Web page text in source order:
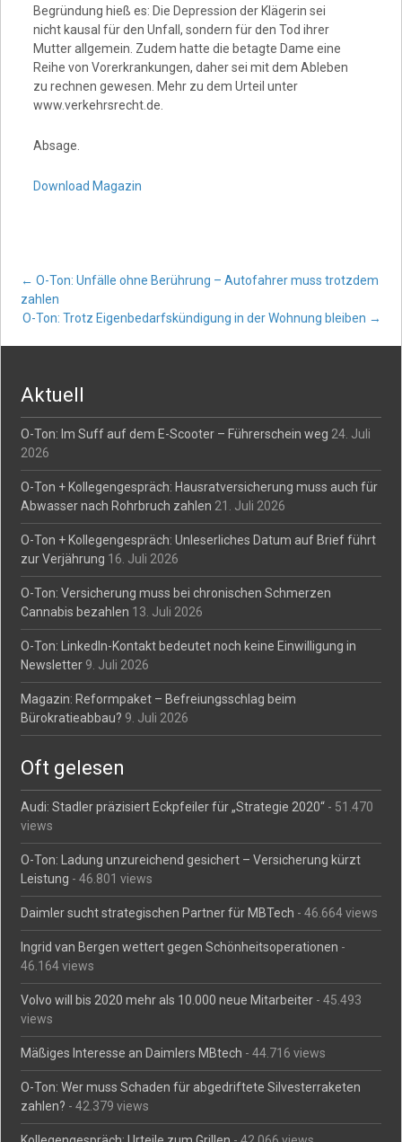
Begründung hieß es: Die Depression der Klägerin sei
nicht kausal für den Unfall, sondern für den Tod ihrer
Mutter allgemein. Zudem hatte die betagte Dame eine
Reihe von Vorerkrankungen, daher sei mit dem Ableben
zu rechnen gewesen. Mehr zu dem Urteil unter
www.verkehrsrecht.de.
Absage.
Download Magazin
Post
navigation
← O-Ton: Unfälle ohne Berührung – Autofahrer muss trotzdem
zahlen
O-Ton: Trotz Eigenbedarfskündigung in der Wohnung bleiben →
Aktuell
O-Ton: Im Suff auf dem E-Scooter – Führerschein weg 24. Juli
2026
O-Ton + Kollegengespräch: Hausratversicherung muss auch für
Abwasser nach Rohrbruch zahlen 21. Juli 2026
O-Ton + Kollegengespräch: Unleserliches Datum auf Brief führt
zur Verjährung 16. Juli 2026
O-Ton: Versicherung muss bei chronischen Schmerzen
Cannabis bezahlen 13. Juli 2026
O-Ton: LinkedIn-Kontakt bedeutet noch keine Einwilligung in
Newsletter 9. Juli 2026
Magazin: Reformpaket – Befreiungsschlag beim
Bürokratieabbau? 9. Juli 2026
Oft gelesen
Audi: Stadler präzisiert Eckpfeiler für „Strategie 2020“ - 51.470
views
O-Ton: Ladung unzureichend gesichert – Versicherung kürzt
Leistung - 46.801 views
Daimler sucht strategischen Partner für MBTech - 46.664 views
Ingrid van Bergen wettert gegen Schönheitsoperationen -
46.164 views
Volvo will bis 2020 mehr als 10.000 neue Mitarbeiter - 45.493
views
Mäßiges Interesse an Daimlers MBtech - 44.716 views
O-Ton: Wer muss Schaden für abgedriftete Silvesterraketen
zahlen? - 42.379 views